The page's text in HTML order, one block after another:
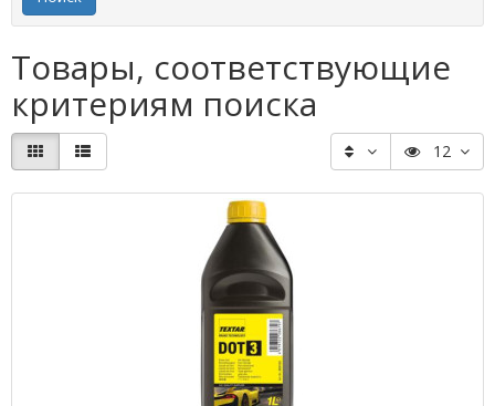
Товары, соответствующие
критериям поиска
12